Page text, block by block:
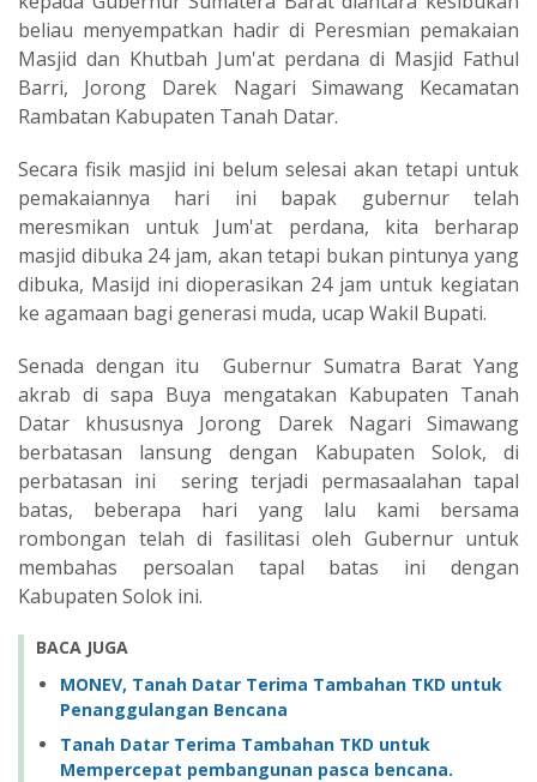
beliau menyempatkan hadir di Peresmian pemakaian
Masjid dan Khutbah Jum'at perdana di Masjid Fathul
Barri, Jorong Darek Nagari Simawang Kecamatan
Rambatan Kabupaten Tanah Datar.
Secara fisik masjid ini belum selesai akan tetapi untuk
pemakaiannya hari ini bapak gubernur telah
meresmikan untuk Jum'at perdana, kita berharap
masjid dibuka 24 jam, akan tetapi bukan pintunya yang
dibuka, Masijd ini dioperasikan 24 jam untuk kegiatan
ke agamaan bagi generasi muda, ucap Wakil Bupati.
Senada dengan itu Gubernur Sumatra Barat Yang
akrab di sapa Buya mengatakan Kabupaten Tanah
Datar khususnya Jorong Darek Nagari Simawang
berbatasan lansung dengan Kabupaten Solok, di
perbatasan ini sering terjadi permasaalahan tapal
batas, beberapa hari yang lalu kami bersama
rombongan telah di fasilitasi oleh Gubernur untuk
membahas persoalan tapal batas ini dengan
Kabupaten Solok ini.
BACA JUGA
MONEV, Tanah Datar Terima Tambahan TKD untuk
Penanggulangan Bencana
Tanah Datar Terima Tambahan TKD untuk
Mempercepat pembangunan pasca bencana.